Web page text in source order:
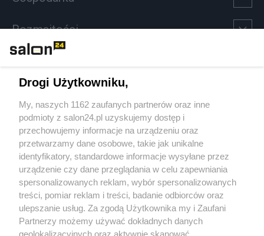
Rozmaitości
Sport
Społeczeństwo
Kultura
X Facebook Instagram Youtube
Drogi Użytkowniku,
My, naszych 1162 zaufanych partnerów oraz inne
podmioty z salon24.pl uzyskujemy dostęp i
przechowujemy informacje na urządzeniu oraz
przetwarzamy dane osobowe, takie jak unikalne
identyfikatory, standardowe informacje wysyłane przez
urządzenie czy dane przeglądania w celu zapewniania
spersonalizowanych reklam, wybór spersonalizowanych
treści, pomiar reklam i treści, badanie odbiorców oraz
ulepszanie usług. Za zgodą Użytkownika my i Zaufani
Partnerzy możemy używać dokładnych danych
geolokalizacyjnych oraz aktywnie skanować